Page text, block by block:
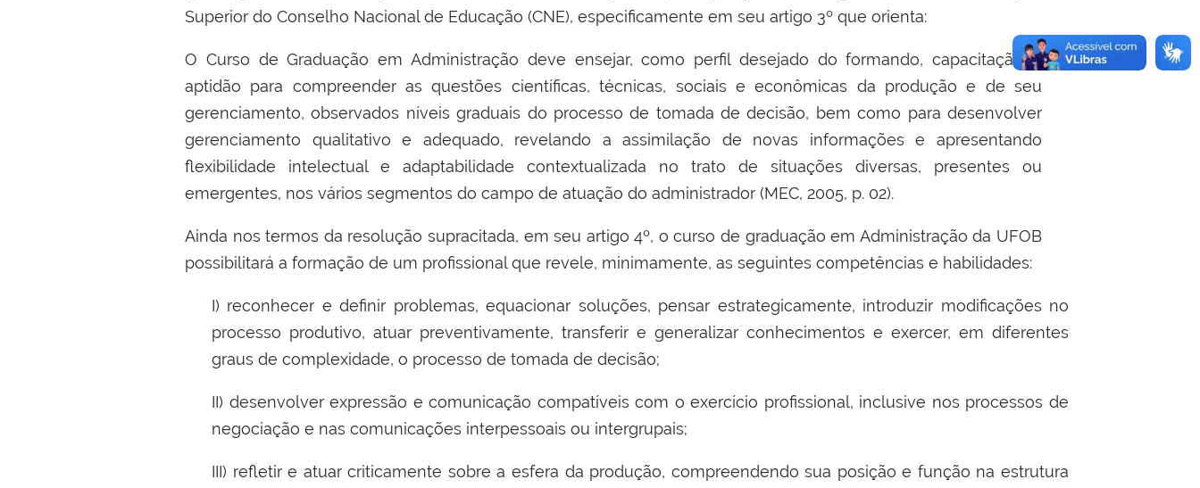
Superior do Conselho Nacional de Educação (CNE), especificamente em seu artigo 3º que orienta:
O Curso de Graduação em Administração deve ensejar, como perfil desejado do formando, capacitação e
aptidão para compreender as questões científicas, técnicas, sociais e econômicas da produção e de seu
gerenciamento, observados níveis graduais do processo de tomada de decisão, bem como para desenvolver
gerenciamento qualitativo e adequado, revelando a assimilação de novas informações e apresentando
flexibilidade intelectual e adaptabilidade contextualizada no trato de situações diversas, presentes ou
emergentes, nos vários segmentos do campo de atuação do administrador (MEC, 2005, p. 02).
Ainda nos termos da resolução supracitada, em seu artigo 4º, o curso de graduação em Administração da UFOB
possibilitará a formação de um profissional que revele, minimamente, as seguintes competências e habilidades:
I) reconhecer e definir problemas, equacionar soluções, pensar estrategicamente, introduzir modificações no
processo produtivo, atuar preventivamente, transferir e generalizar conhecimentos e exercer, em diferentes
graus de complexidade, o processo de tomada de decisão;
II) desenvolver expressão e comunicação compatíveis com o exercício profissional, inclusive nos processos de
negociação e nas comunicações interpessoais ou intergrupais;
III) refletir e atuar criticamente sobre a esfera da produção, compreendendo sua posição e função na estrutura